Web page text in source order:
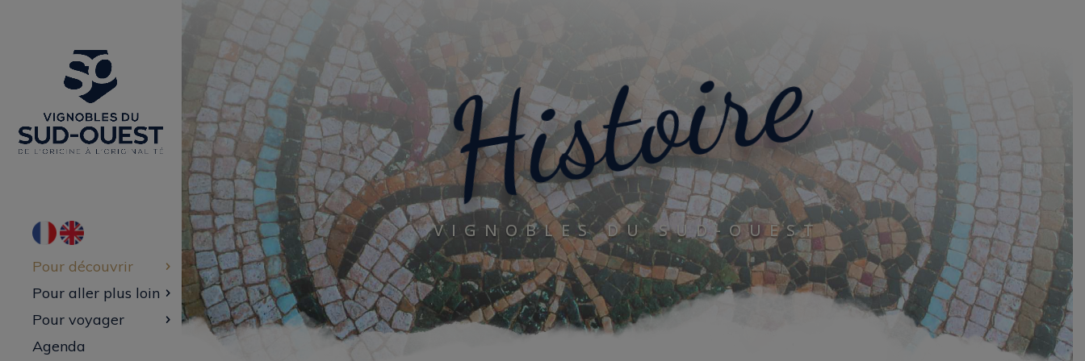
Pour découvrir
Pour aller plus loin
Pour voyager
Agenda
Histoire
VIGNOBLES DU SUD-OUEST